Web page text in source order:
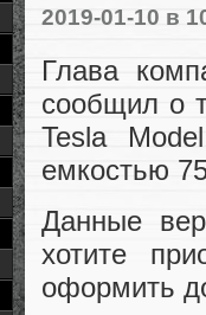
2019-01-10 в
Глава
сообщил о
Tesla
емкостью
Данные
хотите
оформить